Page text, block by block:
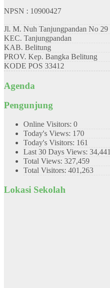
NPSN : 10900427
Jl. M. Nuh Tanjungpandan No 29
KEC. Tanjungpandan
KAB. Belitung
PROV. Kep. Bangka Belitung
KODE POS 33412
Agenda
Pengunjung
Online Visitors: 0
Today's Views: 170
Today's Visitors: 161
Last 30 Days Views: 34,441
Total Views: 327,459
Total Visitors: 401,263
Lokasi Sekolah